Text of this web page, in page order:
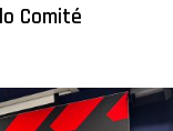
Comité